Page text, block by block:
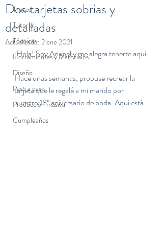
Trucos
Tutorial
Técnicas
Herramientas y Materiales
Diseño
Paso a paso
Producción masiva
Cumpleaños
Dos tarjetas sobrias y
detalladas
Actualizado: 2 ene 2021
¡Hola! Soy Anabel y me alegra tenerte aquí.
Hace unas semanas, propuse recrear la
tarjeta que le regalé a mi marido por
nuestro 18º aniversario de boda. Aquí está: